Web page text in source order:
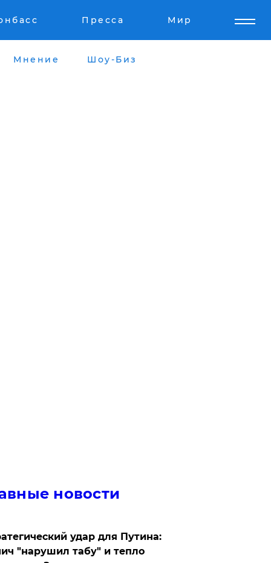
Пресса Мир
Мнение Шоу-Биз
новости
удар для Путина:
"нарушил табу" и тепло